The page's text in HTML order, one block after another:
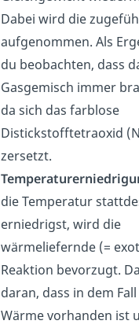
Dabei wird die
aufgenommen.Als
du beobachten, dass
Gasgemisch immer
da sich das farblose
Distickstofftetraoxid (N
zersetzt.
die Temperatur
erniedrigst, wird die
wärmeliefernde (=
Reaktion bevorzugt.
daran, dass in dem
Wärme vorhanden ist